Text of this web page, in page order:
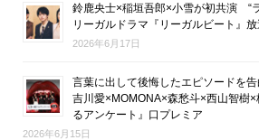
鈴鹿央士×稲垣吾郎×小雪が初共演 “
リーガルドラマ『リーガルビート』
2026年6月17日
言葉に出して後悔したエピソードを
吉川愛×MOMONA×森愁斗×西山智樹
るアンケート』口プレミア
2026年6月15日